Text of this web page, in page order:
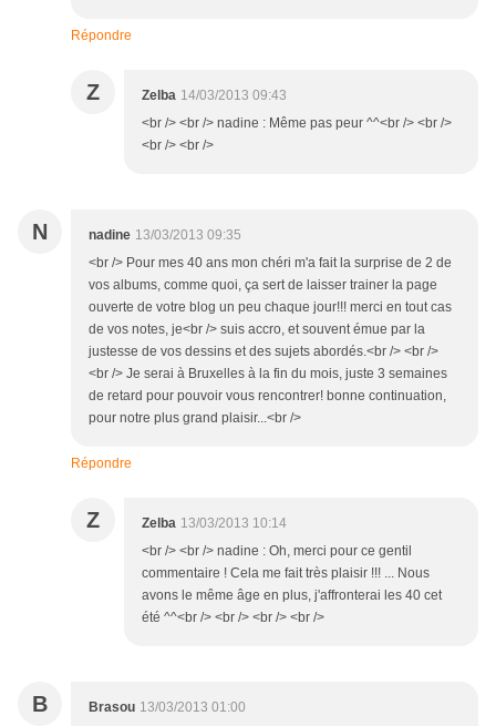
Répondre
Z Zelba 14/03/2013 09:43
<br /> <br /> nadine : Même pas peur ^^<br /> <br />
<br /> <br />
N nadine 13/03/2013 09:35
<br /> Pour mes 40 ans mon chéri m'a fait la surprise de 2 de
vos albums, comme quoi, ça sert de laisser trainer la page
ouverte de votre blog un peu chaque jour!!! merci en tout cas
de vos notes, je<br /> suis accro, et souvent émue par la
justesse de vos dessins et des sujets abordés.<br /> <br />
<br /> Je serai à Bruxelles à la fin du mois, juste 3 semaines
de retard pour pouvoir vous rencontrer! bonne continuation,
pour notre plus grand plaisir...<br />
Répondre
Z Zelba 13/03/2013 10:14
<br /> <br /> nadine : Oh, merci pour ce gentil
commentaire ! Cela me fait très plaisir !!! ... Nous
avons le même âge en plus, j'affronterai les 40 cet
été ^^<br /> <br /> <br /> <br />
B Brasou 13/03/2013 01:00